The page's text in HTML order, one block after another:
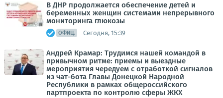
В ДНР продолжается обеспечение детей и
беременных женщин системами непрерывного
мониторинга глюкозы
ОФИЦ. Сегодня, 15:39
Андрей Крамар: Трудимся нашей командой в
привычном ритме: приемы и выездные
мероприятия чередуем с отработкой сигналов
из чат-бота Главы Донецкой Народной
Республики в рамках общероссийского
партпроекта по контролю сферы ЖКХ